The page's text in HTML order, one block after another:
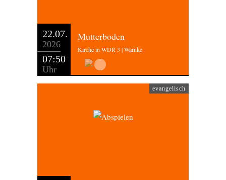
22.07.
2026
07:50
Uhr
Mutterboden
Kirche in WDR 3 | Warnke
evangelisch